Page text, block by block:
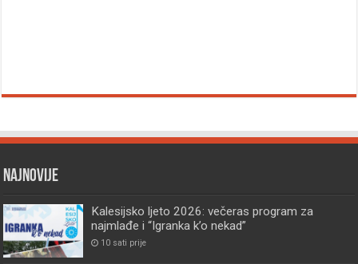
Najnovije
Kalesijsko ljeto 2026: večeras program za
najmlađe i “Igranka k’o nekad”
10 sati prije